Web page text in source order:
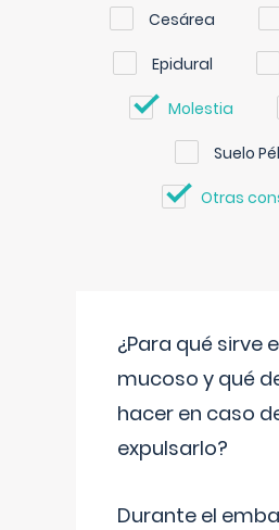
Cesárea
Epidural
Molestia
Suelo
Otras
¿Para qué sirve
mucoso y qué
hacer en caso
expulsarlo?
Durante el